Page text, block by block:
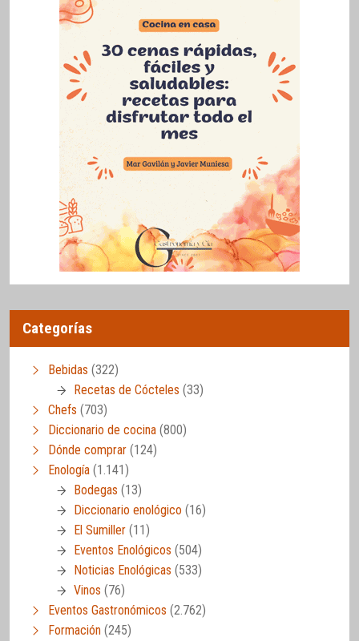
Categorías
Bebidas (322)
Recetas de Cócteles (33)
Chefs (703)
Diccionario de cocina (800)
Dónde comprar (124)
Enología (1.141)
Bodegas (13)
Diccionario enológico (16)
El Sumiller (11)
Eventos Enológicos (504)
Noticias Enológicas (533)
Vinos (76)
Eventos Gastronómicos (2.762)
Formación (245)